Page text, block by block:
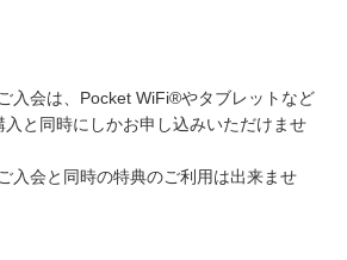
入会は、Pocket WiFi®やタブレットなど
入と同時にしかお申し込みいただけませ
入会と同時の特典のご利用は出来ませ